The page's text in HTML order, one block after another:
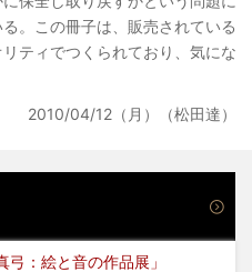
。この冊子は、販売されている
ティでつくられており、気にな
2010/04/12（月）（松田達）
：絵と音の作品展」